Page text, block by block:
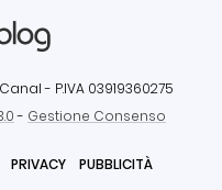
- P.IVA 03919360275
- Gestione Consenso
PRIVACY PUBBLICITÀ